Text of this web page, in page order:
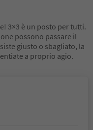
3×3 è un posto per tutti.
possono passare il
giusto o sbagliato, la
a proprio agio.